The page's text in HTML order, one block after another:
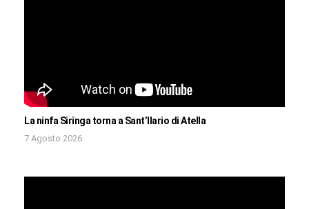
La ninfa Siringa torna a Sant’Ilario di Atella
7 Agosto 2026